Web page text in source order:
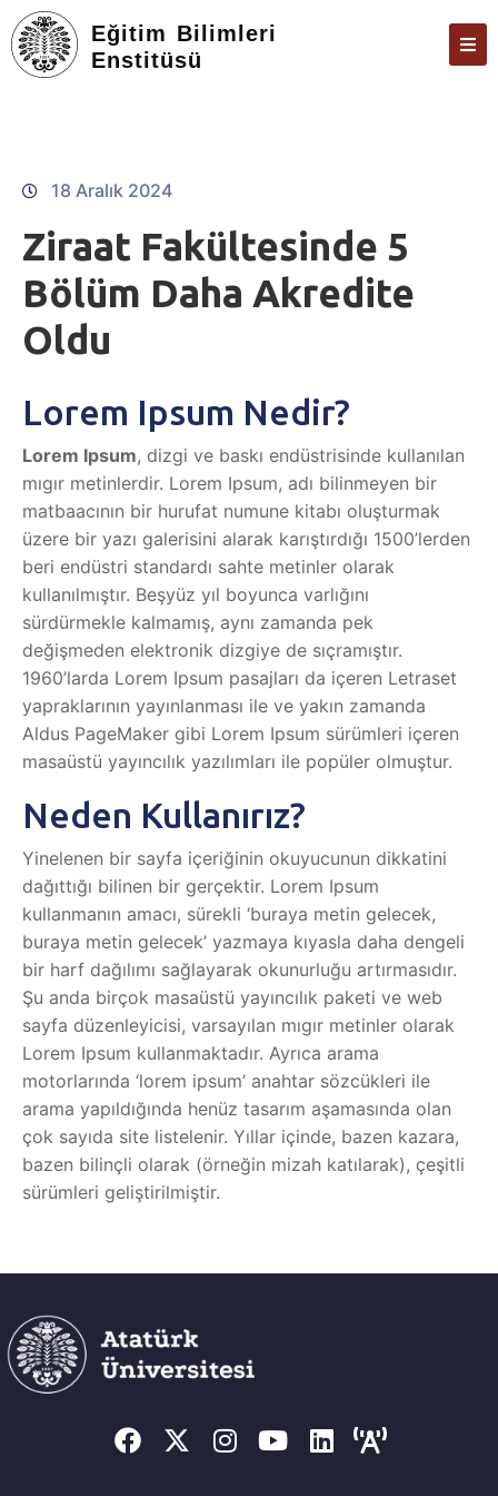
Eğitim Bilimleri
Enstitüsü
FAKÜLTELER, ENSTITÜLER VE YÜKSEKOKULLAR
MEZUN
18 Aralık 2024
Ziraat Fakültesinde 5
Bölüm Daha Akredite
Oldu
Lorem Ipsum Nedir?
Lorem Ipsum, dizgi ve baskı endüstrisinde kullanılan
mıgır metinlerdir. Lorem Ipsum, adı bilinmeyen bir
matbaacının bir hurufat numune kitabı oluşturmak
üzere bir yazı galerisini alarak karıştırdığı 1500’lerden
beri endüstri standardı sahte metinler olarak
kullanılmıştır. Beşyüz yıl boyunca varlığını
sürdürmekle kalmamış, aynı zamanda pek
değişmeden elektronik dizgiye de sıçramıştır.
1960’larda Lorem Ipsum pasajları da içeren Letraset
yapraklarının yayınlanması ile ve yakın zamanda
Aldus PageMaker gibi Lorem Ipsum sürümleri içeren
masaüstü yayıncılık yazılımları ile popüler olmuştur.
Neden Kullanırız?
Yinelenen bir sayfa içeriğinin okuyucunun dikkatini
dağıttığı bilinen bir gerçektir. Lorem Ipsum
kullanmanın amacı, sürekli ‘buraya metin gelecek,
buraya metin gelecek’ yazmaya kıyasla daha dengeli
bir harf dağılımı sağlayarak okunurluğu artırmasıdır.
Şu anda birçok masaüstü yayıncılık paketi ve web
sayfa düzenleyicisi, varsayılan mıgır metinler olarak
Lorem Ipsum kullanmaktadır. Ayrıca arama
motorlarında ‘lorem ipsum’ anahtar sözcükleri ile
arama yapıldığında henüz tasarım aşamasında olan
çok sayıda site listelenir. Yıllar içinde, bazen kazara,
bazen bilinçli olarak (örneğin mizah katılarak), çeşitli
sürümleri geliştirilmiştir.